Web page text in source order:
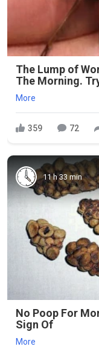
The Lump of
The Morning.
More
359 72
11 h 33 min
No Poop For
Sign Of
More